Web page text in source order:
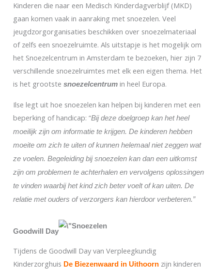
Kinderen die naar een Medisch Kinderdagverblijf (MKD)
gaan komen vaak in aanraking met snoezelen. Veel
jeugdzorgorganisaties beschikken over snoezelmateriaal
of zelfs een snoezelruimte. Als uitstapje is het mogelijk om
het Snoezelcentrum in Amsterdam te bezoeken, hier zijn 7
verschillende snoezelruimtes met elk een eigen thema. Het
is het grootste snoezelcentrumin heel Europa.
Ilse legt uit hoe snoezelen kan helpen bij kinderen met een
beperking of handicap: “Bij deze doelgroep kan het heel
moeilijk zijn om informatie te krijgen. De kinderen hebben
moeite om zich te uiten of kunnen helemaal niet zeggen wat
ze voelen. Begeleiding bij snoezelen kan dan een uitkomst
zijn om problemen te achterhalen en vervolgens oplossingen
te vinden waarbij het kind zich beter voelt of kan uiten. De
relatie met ouders of verzorgers kan hierdoor verbeteren.”
Goodwill Day
Tijdens de Goodwill Day van Verpleegkundig
Kinderzorghuis De Biezenwaard in Uithoornzijn kinderen